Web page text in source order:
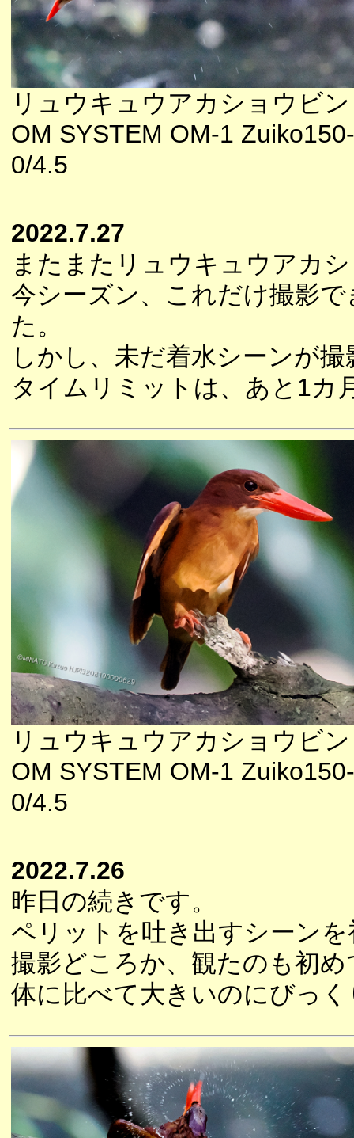
リュウキュウアカショウビン
OM SYSTEM OM-1
0/4.5
2022.7.27
またまたリュウキュウアカ
今シーズン、これだけ撮影
た。
しかし、未だ着水シーンが
タイムリミットは、あと1カ
リュウキュウアカショウビン
OM SYSTEM OM-1
0/4.5
2022.7.26
昨日の続きです。
ペリットを吐き出すシーン
撮影どころか、観たのも初め
体に比べて大きいのにびっく